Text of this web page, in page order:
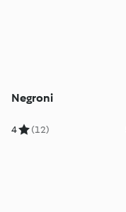
Negroni
4 (12)